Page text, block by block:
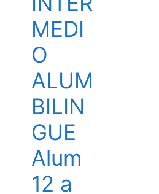
MEDI
O
ALUM
BILIN
GUE
Alum
12 a